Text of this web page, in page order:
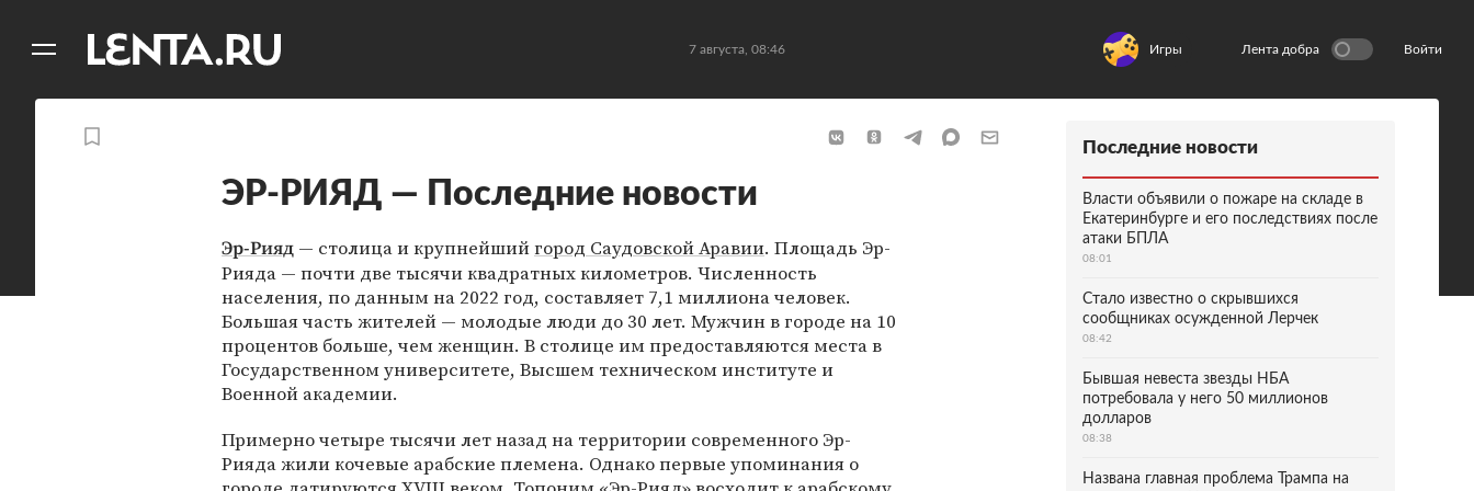
7 августа, 08:46 Игры Лента добра Войти
ЭР-РИЯД — Последние новости
Эр-Рияд — столица и крупнейшийгород Саудовской Аравии. Площадь Эр-
Рияда — почти две тысячи квадратных километров. Численность
населения, по данным на 2022 год, составляет 7,1 миллиона человек.
Большая часть жителей — молодые люди до 30 лет. Мужчин в городе на 10
процентов больше, чем женщин. В столице им предоставляются места в
Государственном университете, Высшем техническом институте и
Военной академии.
Примерно четыре тысячи лет назад на территории современного Эр-
Рияда жили кочевые арабские племена. Однако первые упоминания о
Последние новости
Власти объявили о пожаре на складе в
Екатеринбурге и его последствиях после
атаки БПЛА
08:01
Стало известно о скрывшихся
сообщниках осужденной Лерчек
08:42
Бывшая невеста звезды НБА
потребовала у него 50 миллионов
долларов
08:38
Названа главная проблема Трампа на